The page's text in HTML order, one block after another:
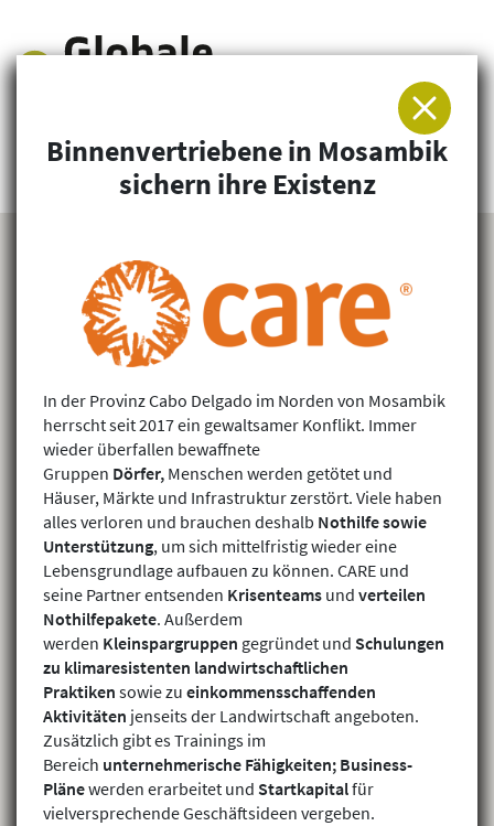
Arbeitsgemeinschaft für Entwicklung und
Humanitäre Hilfe
Binnenvertriebene in Mosambik
sichern ihre Existenz
In der Provinz Cabo Delgado im Norden von Mosambik
herrscht seit 2017 ein gewaltsamer Konflikt. Immer
wieder überfallen bewaffnete
Gruppen Dörfer, Menschen werden getötet und
Häuser, Märkte und Infrastruktur zerstört. Viele haben
alles verloren und brauchen deshalb Nothilfe sowie
Unterstützung, um sich mittelfristig wieder eine
Lebensgrundlage aufbauen zu können. CARE und
seine Partner entsenden Krisenteams und verteilen
Nothilfepakete. Außerdem
werden Kleinspargruppen gegründet und Schulungen
zu klimaresistenten landwirtschaftlichen
Praktiken sowie zu einkommensschaffenden
Aktivitäten jenseits der Landwirtschaft angeboten.
Zusätzlich gibt es Trainings im
Bereich unternehmerische Fähigkeiten; Business-
Plänewerden erarbeitet und Startkapitalfür
vielversprechende Geschäftsideen vergeben.